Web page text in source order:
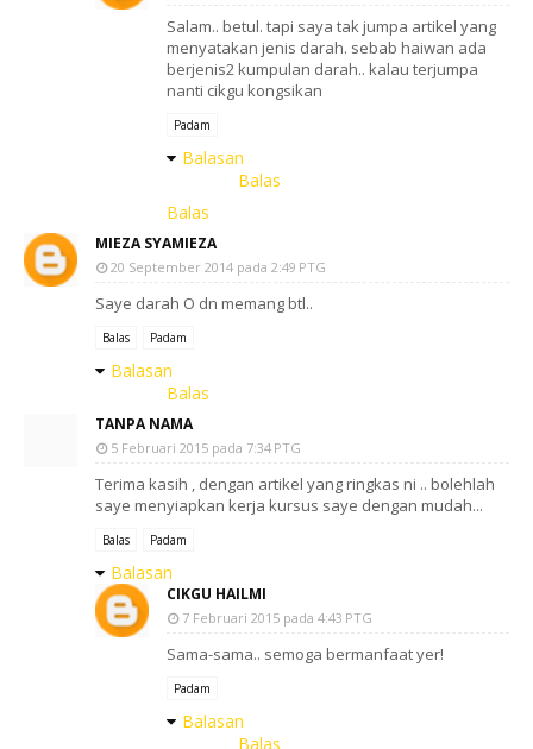
Salam.. betul. tapi saya tak jumpa artikel yang
menyatakan jenis darah. sebab haiwan ada
berjenis2 kumpulan darah.. kalau terjumpa
nanti cikgu kongsikan
Padam
Balasan
Balas
Balas
MIEZA SYAMIEZA
20 September 2014 pada 2:49 PTG
Saye darah O dn memang btl..
Balas Padam
Balasan
Balas
TANPA NAMA
5 Februari 2015 pada 7:34 PTG
Terima kasih , dengan artikel yang ringkas ni .. bolehlah
saye menyiapkan kerja kursus saye dengan mudah...
Balas Padam
Balasan
CIKGU HAILMI
7 Februari 2015 pada 4:43 PTG
Sama-sama.. semoga bermanfaat yer!
Padam
Balasan
Balas